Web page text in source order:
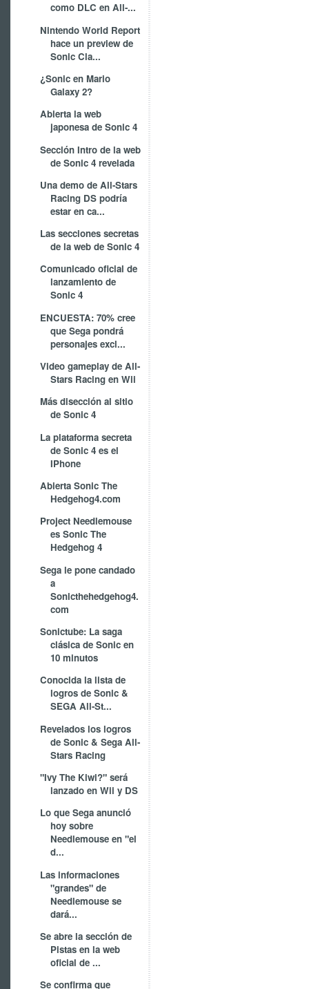
como DLC en All-...
Nintendo World Report
hace un preview de
Sonic Cla...
¿Sonic en Mario
Galaxy 2?
Abierta la web
japonesa de Sonic 4
Sección Intro de la web
de Sonic 4 revelada
Una demo de All-Stars
Racing DS podría
estar en ca...
Las secciones secretas
de la web de Sonic 4
Comunicado oficial de
lanzamiento de
Sonic 4
ENCUESTA: 70% cree
que Sega pondrá
personajes excl...
Video gameplay de All-
Stars Racing en Wii
Más disección al sitio
de Sonic 4
La plataforma secreta
de Sonic 4 es el
IPhone
Abierta Sonic The
Hedgehog4.com
Project Needlemouse
es Sonic The
Hedgehog 4
Sega le pone candado
a
Sonicthehedgehog4.
com
Sonictube: La saga
clásica de Sonic en
10 minutos
Conocida la lista de
logros de Sonic &
SEGA All-St...
Revelados los logros
de Sonic & Sega All-
Stars Racing
"Ivy The Kiwi?" será
lanzado en Wii y DS
Lo que Sega anunció
hoy sobre
Needlemouse en "el
d...
Las informaciones
"grandes" de
Needlemouse se
dará...
Se abre la sección de
Pistas en la web
oficial de ...
Se confirma que